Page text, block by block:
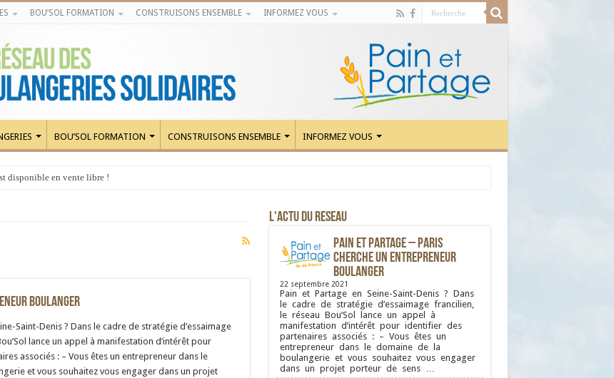
BOU’SOL FORMATION CONSTRUISONS ENSEMBLE INFORMEZ VOUS
BOU’SOL FORMATION CONSTRUISONS ENSEMBLE INFORMEZ VOUS
disponible en vente libre !
boulanger
Saint-Denis ? Dans le cadre de stratégie d’essaimage
lance un appel à manifestation d’intérêt pour
associés : – Vous êtes un entrepreneur dans le
et vous souhaitez vous engager dans un projet
L'ACTU DU RESEAU
Pain et Partage – Paris
cherche un entrepreneur
boulanger
22 septembre 2021
Pain et Partage en Seine-Saint-Denis ? Dans
le cadre de stratégie d’essaimage francilien,
le réseau Bou’Sol lance un appel à
manifestation d’intérêt pour identifier des
partenaires associés : – Vous êtes un
entrepreneur dans le domaine de la
boulangerie et vous souhaitez vous engager
dans un projet porteur de sens …